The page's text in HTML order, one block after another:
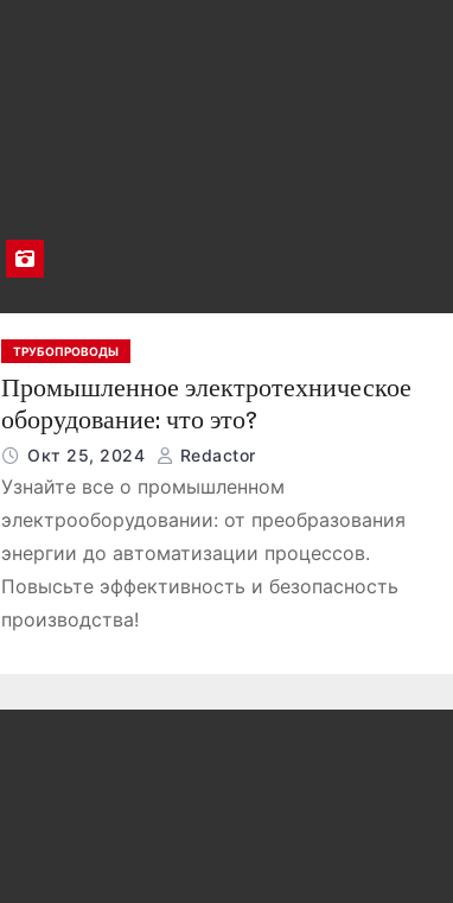
ТРУБОПРОВОДЫ
Промышленное электротехническое
оборудование: что это?
Окт 25, 2024 Redactor
Узнайте все о промышленном
электрооборудовании: от преобразования
энергии до автоматизации процессов.
Повысьте эффективность и безопасность
производства!